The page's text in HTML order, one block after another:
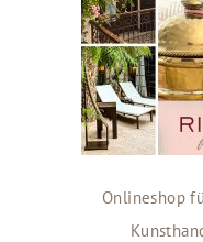
Onlineshop